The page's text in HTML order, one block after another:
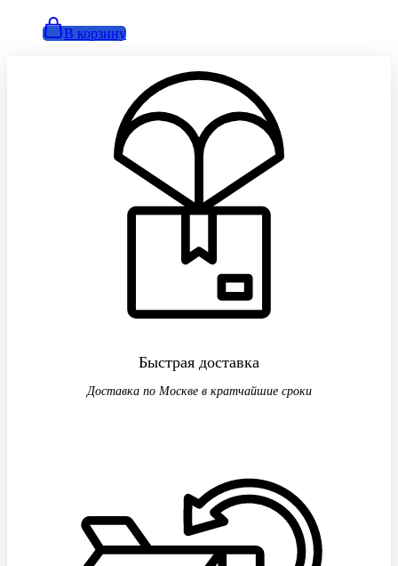
В корзину
Быстрая доставка
Доставка по Москве в кратчайшие сроки